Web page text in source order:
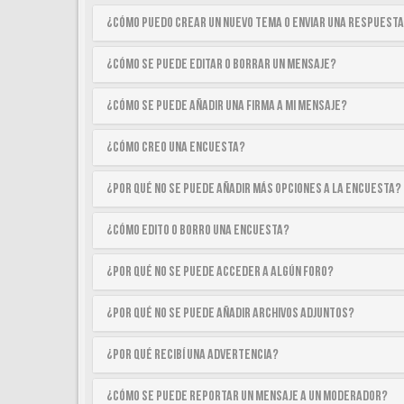
¿Cómo puedo crear un nuevo tema o enviar una
¿Cómo se puede editar o borrar un mensaje?
¿Cómo se puede añadir una firma a mi mensaje?
¿Cómo creo una encuesta?
¿Por qué no se puede añadir más opciones a la encuesta?
¿Cómo edito o borro una encuesta?
¿Por qué no se puede acceder a algún foro?
¿Por qué no se puede añadir archivos adjuntos?
¿Por qué recibí una advertencia?
¿Cómo se puede reportar un mensaje a un moderador?